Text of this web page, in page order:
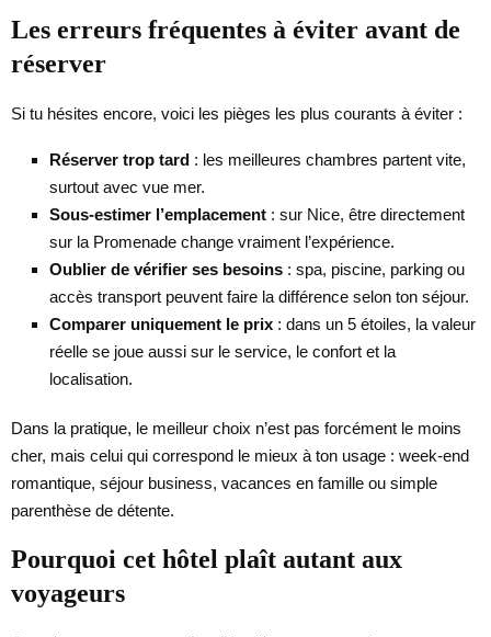
Les erreurs fréquentes à éviter avant de
réserver
Si tu hésites encore, voici les pièges les plus courants à éviter :
Réserver trop tard : les meilleures chambres partent vite,
surtout avec vue mer.
Sous-estimer l’emplacement : sur Nice, être directement
sur la Promenade change vraiment l’expérience.
Oublier de vérifier ses besoins : spa, piscine, parking ou
accès transport peuvent faire la différence selon ton séjour.
Comparer uniquement le prix : dans un 5 étoiles, la valeur
réelle se joue aussi sur le service, le confort et la
localisation.
Dans la pratique, le meilleur choix n’est pas forcément le moins
cher, mais celui qui correspond le mieux à ton usage : week-end
romantique, séjour business, vacances en famille ou simple
parenthèse de détente.
Pourquoi cet hôtel plaît autant aux
voyageurs